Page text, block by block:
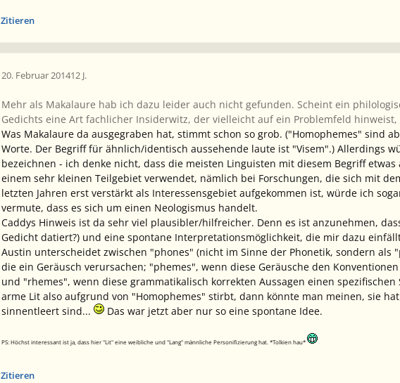
Zitieren
20. Februar 201412 J.
Mehr als Makalaure hab ich dazu leider auch nicht gefunden. Scheint ein
Gedichts eine Art fachlicher Insiderwitz, der vielleicht auf ein Problemfeld
Was Makalaure da ausgegraben hat, stimmt schon so grob. ("Homophemes" sind
Worte. Der Begriff für ähnlich/identisch aussehende laute ist "Visem".) Allerdings
bezeichnen - ich denke nicht, dass die meisten Linguisten mit diesem Begriff
einem sehr kleinen Teilgebiet verwendet, nämlich bei Forschungen, die sich mit
letzten Jahren erst verstärkt als Interessensgebiet aufgekommen ist, würde ich
vermute, dass es sich um einen Neologismus handelt.
Caddys Hinweis ist da sehr viel plausibler/hilfreicher. Denn es ist anzunehmen,
Gedicht datiert?) und eine spontane Interpretationsmöglichkeit, die mir dazu
Austin unterscheidet zwischen "phones" (nicht im Sinne der Phonetik, sondern als
die ein Geräusch verursachen; "phemes", wenn diese Geräusche den
und "rhemes", wenn diese grammatikalisch korrekten Aussagen einen
arme Lit also aufgrund von "Homophemes" stirbt, dann könnte man meinen, sie
sinnentleert sind...
Das war jetzt aber nur so eine spontane Idee.
PS: Höchst interessant ist ja, dass hier "Lit" eine weibliche und "Lang" männliche Personifizierung hat. *Tolkien hau*
Zitieren